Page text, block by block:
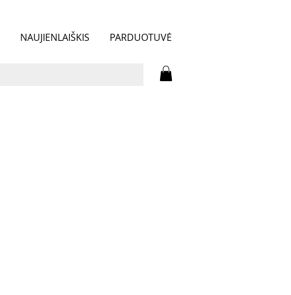
NAUJIENLAIŠKIS PARDUOTUVĖ